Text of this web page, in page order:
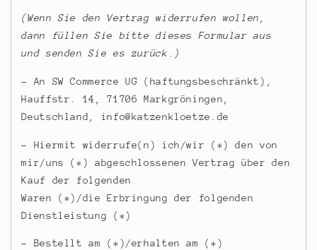
(Wenn Sie den Vertrag widerrufen wollen,
dann füllen Sie bitte dieses Formular aus
und senden Sie es zurück.)
– An SW Commerce UG (haftungsbeschränkt),
Hauffstr. 14, 71706 Markgröningen,
Deutschland, info@katzenkloetze.de
– Hiermit widerrufe(n) ich/wir (*) den von
mir/uns (*) abgeschlossenen Vertrag über den
Kauf der folgenden
Waren (*)/die Erbringung der folgenden
Dienstleistung (*)
– Bestellt am (*)/erhalten am (*)